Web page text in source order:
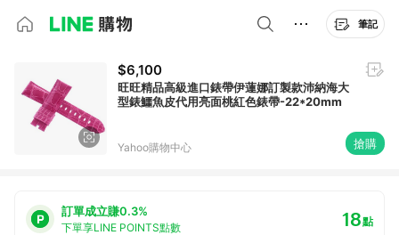
筆記
$6,100
旺旺精品高級進口錶帶伊蓮娜訂製款沛納海大
型錶鱷魚皮代用亮面桃紅色錶帶-22*20mm
Yahoo購物中心 搶購
訂單成立賺0.3%
下單享LINE POINTS點數 18點